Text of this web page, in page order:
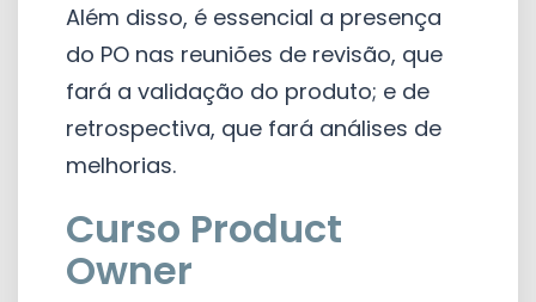
Além disso, é essencial a presença
do PO nas reuniões de revisão, que
fará a validação do produto; e de
retrospectiva, que fará análises de
melhorias.
Curso Product
Owner